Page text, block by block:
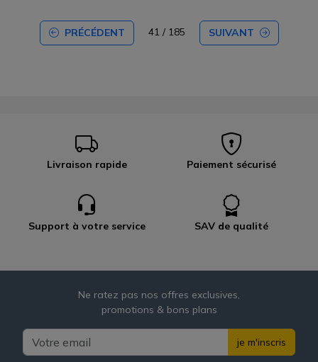
PRÉCÉDENT 41 / 185 SUIVANT
Livraison rapide Paiement sécurisé
Support à votre service SAV de qualité
Ne ratez pas nos offres exclusives,
promotions & bons plans
je m'inscris